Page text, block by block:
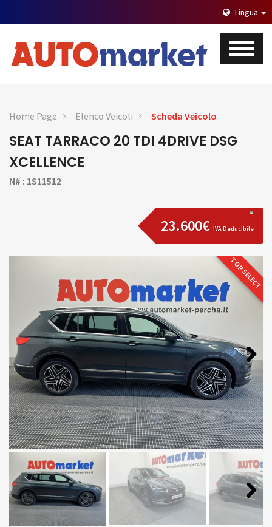
Lingua
Home Page Elenco Veicoli Scheda Veicolo
SEAT TARRACO 20 TDI 4DRIVE DSG
XCELLENCE
N# : 1S11512
23.600€ IVA Deducibile
TOP SELECT
Next
Next